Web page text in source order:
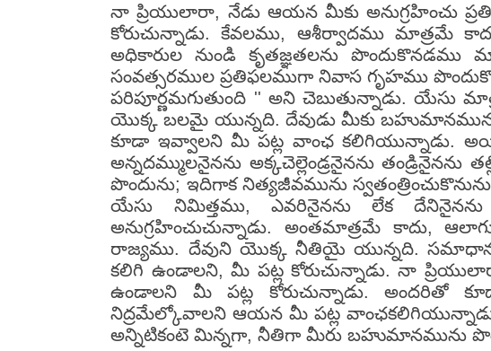
నా ప్రియులారా, నేడు ఆయన మీకు అనుగ్రహించు
కోరుచున్నాడు. కేవలము, ఆశీర్వాదము మాత్రమే
అధికారుల నుండి కృతజ్ఞతలను
సంవత్సరముల ప్రతిఫలముగా నివాస గృహము
పరిపూర్ణమగుతుంది '' అని చెబుతున్నాడు.
యొక్క బలమై యున్నది. దేవుడు మీకు
కూడా ఇవ్వాలని మీ పట్ల వాంఛ కలిగియున్నాడు.
అన్నదమ్ములనైనను అక్కచెల్లెండ్రనైనను తండ్రినైనను
పొందును; ఇదిగాక నిత్యజీవమును
యేసు నిమిత్తము, ఎవరినైనను లేక
అనుగ్రహించుచున్నాడు. అంతమాత్రమే కాదు,
రాజ్యము. దేవుని యొక్క నీతియై యున్నది.
కలిగి ఉండాలని, మీ పట్ల కోరుచున్నాడు. నా
ఉండాలని మీ పట్ల కోరుచున్నాడు.
నిద్రమేల్కోవాలని ఆయన మీ పట్ల
అన్నిటికంటె మిన్నగా, నీతిగా మీరు బహుమానమును